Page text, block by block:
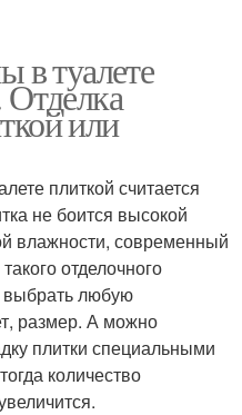
в туалете
или
плиткой считается
не боится высокой
влажности, современный
отделочного
выбрать любую
размер. А можно
плитки специальными
количество